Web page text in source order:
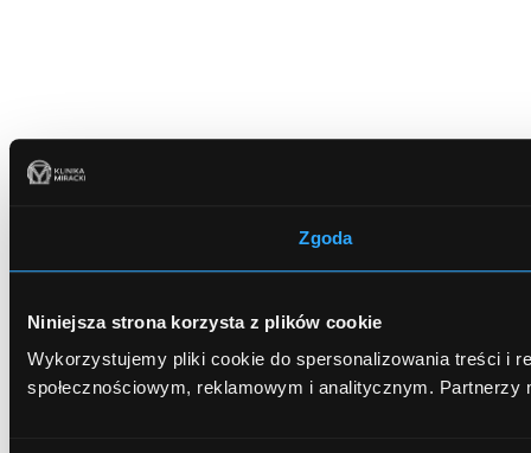
Zgoda
Niniejsza strona korzysta z plików cookie
Wykorzystujemy pliki cookie do spersonalizowania treści i
społecznościowym, reklamowym i analitycznym. Partnerzy